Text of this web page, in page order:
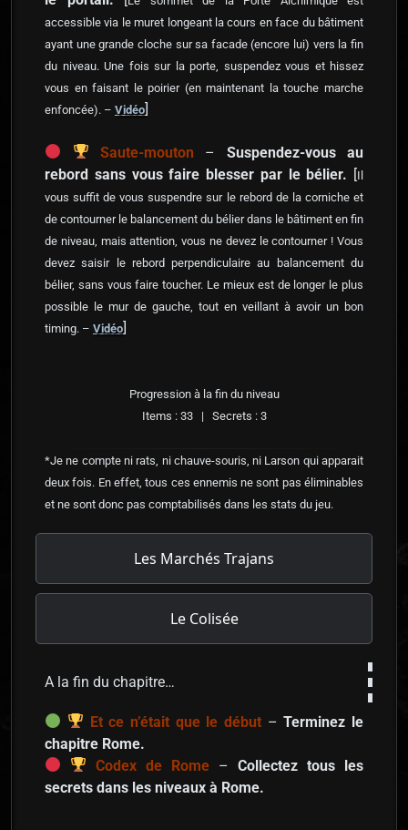
Les Marchés Trajans
Le Colisée
accessible via le muret longeant la cours en face du bâtiment
ayant une grande cloche sur sa facade (encore lui) vers la fin
du niveau. Une fois sur la porte, suspendez vous et hissez
vous en faisant le poirier (en maintenant la touche marche
enfoncée). – Vidéo]
Saute-mouton – Suspendez-vous au
rebord sans vous faire blesser par le bélier. [Il
vous suffit de vous suspendre sur le rebord de la corniche et
de contourner le balancement du bélier dans le bâtiment en fin
de niveau, mais attention, vous ne devez le contourner ! Vous
devez saisir le rebord perpendiculaire au balancement du
bélier, sans vous faire toucher. Le mieux est de longer le plus
possible le mur de gauche, tout en veillant à avoir un bon
timing. – Vidéo]
Progression à la fin du niveau
Items : 33 | Secrets : 3
*Je ne compte ni rats, ni chauve-souris, ni Larson qui apparait
deux fois. En effet, tous ces ennemis ne sont pas éliminables
et ne sont donc pas comptabilisés dans les stats du jeu.
A la fin du chapitre…
Et ce n’était que le début –Terminez le
chapitre Rome.
Codex de Rome –Collectez tous les
secrets dans les niveaux à Rome.